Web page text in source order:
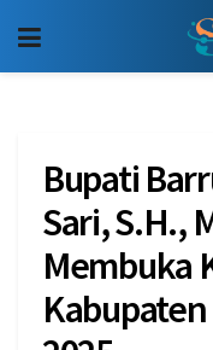
Bupati
Sari, S.H.,
Membuka